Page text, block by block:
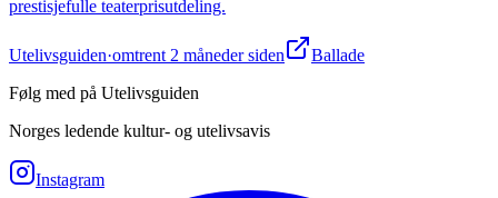
prestisjefulle teaterprisutdeling.
Utelivsguiden·omtrent 2 måneder siden
Ballade
Følg med på Utelivsguiden
Norges ledende kultur- og utelivsavis
Instagram